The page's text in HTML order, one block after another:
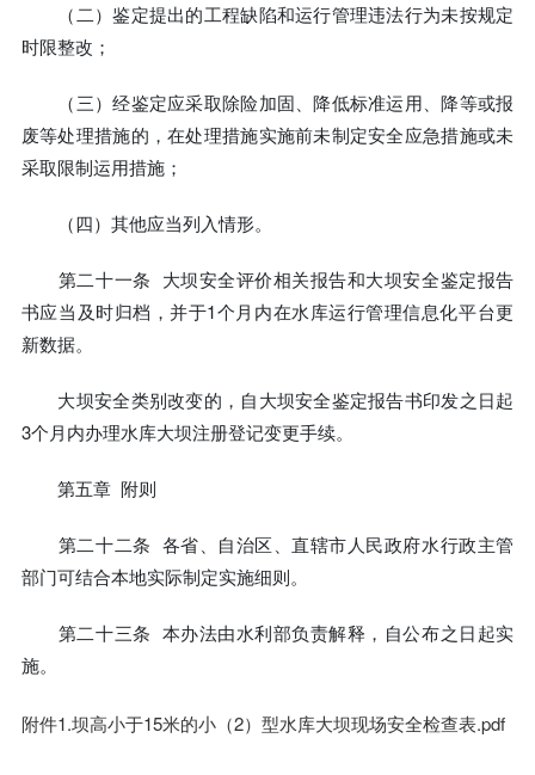
（二）鉴定提出的工程缺陷和运行管理违法行为未按规定
时限整改；
（三）经鉴定应采取除险加固、降低标准运用、降等或报
废等处理措施的，在处理措施实施前未制定安全应急措施或未
采取限制运用措施；
（四）其他应当列入情形。
第二十一条 大坝安全评价相关报告和大坝安全鉴定报告
书应当及时归档，并于1个月内在水库运行管理信息化平台更
新数据。
大坝安全类别改变的，自大坝安全鉴定报告书印发之日起
3个月内办理水库大坝注册登记变更手续。
第五章 附则
第二十二条 各省、自治区、直辖市人民政府水行政主管
部门可结合本地实际制定实施细则。
第二十三条 本办法由水利部负责解释，自公布之日起实
施。
附件1.坝高小于15米的小（2）型水库大坝现场安全检查表.pdf